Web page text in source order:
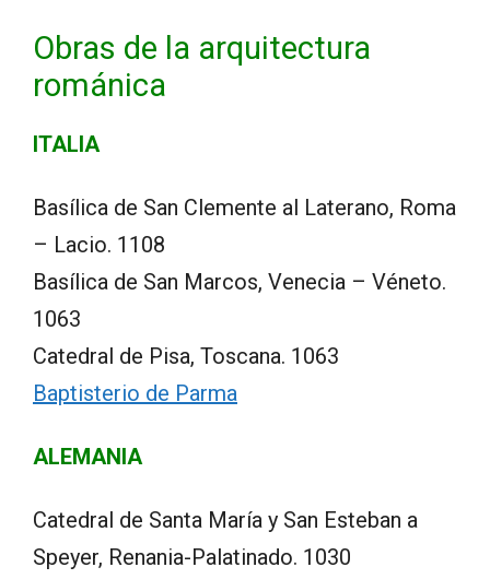
Obras de la arquitectura
románica
ITALIA
Basílica de San Clemente al Laterano, Roma
– Lacio. 1108
Basílica de San Marcos, Venecia – Véneto.
1063
Catedral de Pisa, Toscana. 1063
Baptisterio de Parma
ALEMANIA
Catedral de Santa María y San Esteban a
Speyer, Renania-Palatinado. 1030